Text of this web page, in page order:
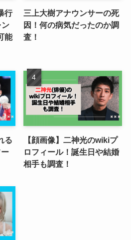
行
能
三上大樹アナウンサーの死
因！何の病気だったのか調
査！
る
【顔画像】二神光のwikiプ
ロフィール！誕生日や結婚
相手も調査！